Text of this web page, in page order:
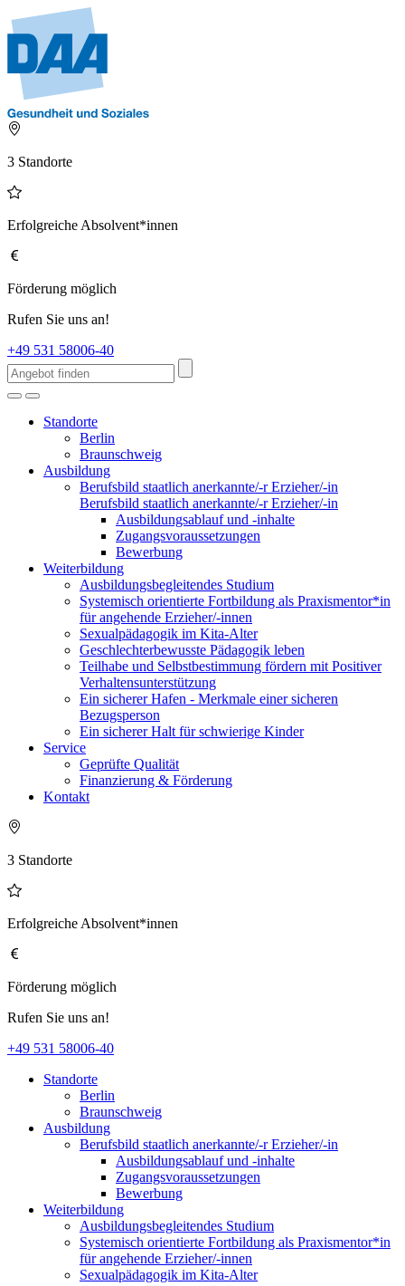
3 Standorte
Erfolgreiche Absolvent*innen
Förderung möglich
Rufen Sie uns an!
+49 531 58006-40
Standorte
Berlin
Braunschweig
Ausbildung
Berufsbild staatlich anerkannte/-r Erzieher/-in
Berufsbild staatlich anerkannte/-r Erzieher/-in
Ausbildungsablauf und -inhalte
Zugangsvoraussetzungen
Bewerbung
Weiterbildung
Ausbildungsbegleitendes Studium
Systemisch orientierte Fortbildung als Praxismentor*in
für angehende Erzieher/-innen
Sexualpädagogik im Kita-Alter
Geschlechterbewusste Pädagogik leben
Teilhabe und Selbstbestimmung fördern mit Positiver
Verhaltensunterstützung
Ein sicherer Hafen - Merkmale einer sicheren
Bezugsperson
Ein sicherer Halt für schwierige Kinder
Service
Geprüfte Qualität
Finanzierung & Förderung
Kontakt
3 Standorte
Erfolgreiche Absolvent*innen
Förderung möglich
Rufen Sie uns an!
+49 531 58006-40
Standorte
Berlin
Braunschweig
Ausbildung
Berufsbild staatlich anerkannte/-r Erzieher/-in
Ausbildungsablauf und -inhalte
Zugangsvoraussetzungen
Bewerbung
Weiterbildung
Ausbildungsbegleitendes Studium
Systemisch orientierte Fortbildung als Praxismentor*in
für angehende Erzieher/-innen
Sexualpädagogik im Kita-Alter